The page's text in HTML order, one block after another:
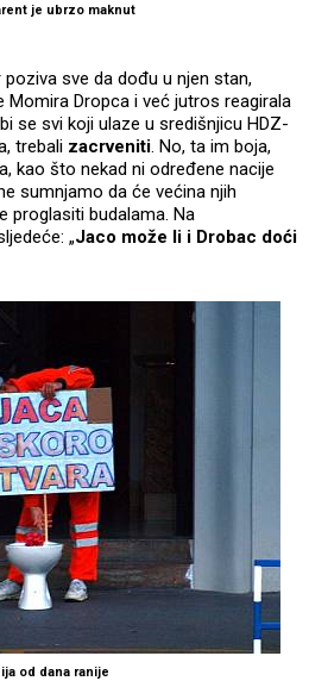
je ubrzo maknut
sve da dođu u njen stan,
Momira Dropca i već jutros reagirala
se svi koji ulaze u središnjicu HDZ-
trebali zacrveniti. No, ta im boja,
kao što nekad ni određene nacije
sumnjamo da će većina njih
proglasiti budalama. Na
„Jaco može li i Drobac doći
od dana ranije